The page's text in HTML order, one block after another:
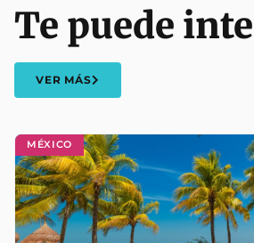
MÉXICO
Te puede
VER MÁS